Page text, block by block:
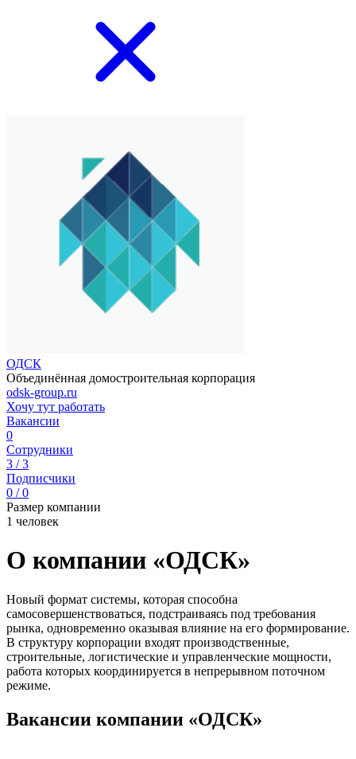
ОДСК
Объединённая домостроительная корпорация
odsk-group.ru
Хочу тут работать
Вакансии
0
Сотрудники
3 / 3
Подписчики
0 / 0
Размер компании
1 человек
О компании «ОДСК»
Новый формат системы, которая способна
самосовершенствоваться, подстраиваясь под требования
рынка, одновременно оказывая влияние на его формирование.
В структуру корпорации входят производственные,
строительные, логистические и управленческие мощности,
работа которых координируется в непрерывном поточном
режиме.
Вакансии компании «ОДСК»